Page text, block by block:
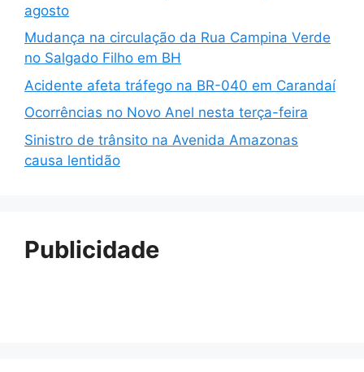
agosto
Mudança na circulação da Rua Campina Verde
no Salgado Filho em BH
Acidente afeta tráfego na BR-040 em Carandaí
Ocorrências no Novo Anel nesta terça-feira
Sinistro de trânsito na Avenida Amazonas
causa lentidão
Publicidade